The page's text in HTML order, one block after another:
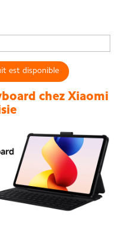
est disponible
chez Xiaomi